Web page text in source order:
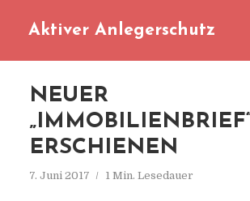
Aktiver Anlegerschutz
NEUER
ERSCHIENEN
7. Juni 2017 1 Min. Lesedauer